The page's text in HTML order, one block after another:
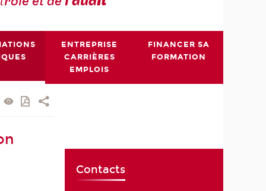
ENTREPRISE
CARRIÈRES
EMPLOIS
FINANCER SA
FORMATION
Contacts